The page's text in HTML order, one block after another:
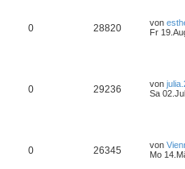
0 28820 von
Fr
0 29236 von
Sa
0 26345 von
Mo